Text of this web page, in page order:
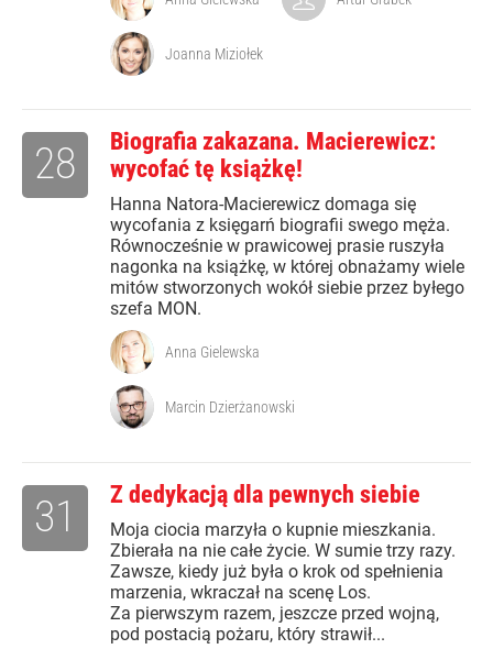
Joanna Miziołek
Biografia zakazana. Macierewicz:
wycofać tę książkę!
Hanna Natora-Macierewicz domaga się
wycofania z księgarń biografii swego męża.
Równocześnie w prawicowej prasie ruszyła
nagonka na książkę, w której obnażamy wiele
mitów stworzonych wokół siebie przez byłego
szefa MON.
28
Anna Gielewska
Marcin Dzierżanowski
Z dedykacją dla pewnych siebie
Moja ciocia marzyła o kupnie mieszkania.
Zbierała na nie całe życie. W sumie trzy razy.
Zawsze, kiedy już była o krok od spełnienia
marzenia, wkraczał na scenę Los.
Za pierwszym razem, jeszcze przed wojną,
pod postacią pożaru, który strawił...
31